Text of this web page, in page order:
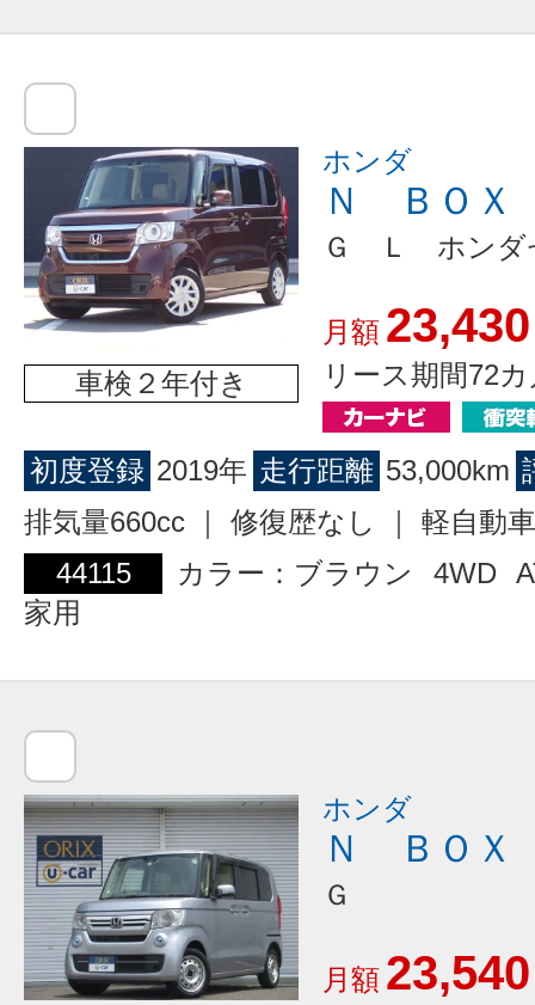
車検２年付き
ホンダ
Ｎ ＢＯＸ
Ｇ Ｌ ホンダ
月額 23,430
リース期間72
初度登録 2019年 走行距離 53,000km
排気量660cc ｜ 修復歴なし ｜ 軽自動車
44115
カラー：ブラウン 4WD
家用
ホンダ
Ｎ ＢＯＸ
Ｇ
月額 23,540